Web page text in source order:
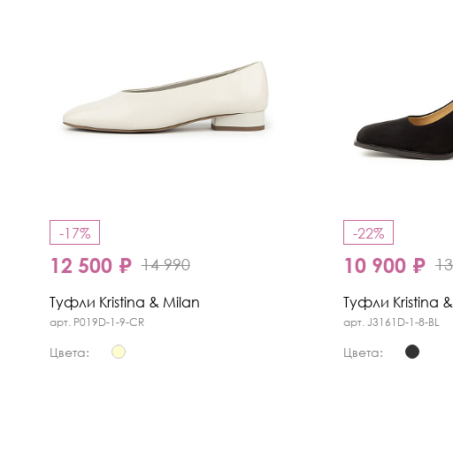
-17%
12 500 ₽ 14 990
Туфли Kristina & Milan
арт. P019D-1-9-CR
Цвета:
-22%
10 900 ₽
Туфли Kristina
арт. J3161D-1-8-BL
Цвета: